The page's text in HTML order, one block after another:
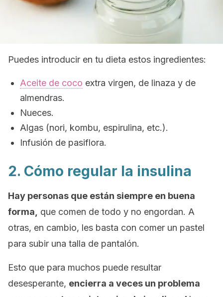
Puedes introducir en tu dieta estos ingredientes:
Aceite de coco extra virgen, de linaza y de
almendras.
Nueces.
Algas (nori, kombu, espirulina, etc.).
Infusión de pasiflora.
2. Cómo regular la insulina
Hay personas que están siempre en buena
forma,
que comen de todo y no engordan. A
otras, en cambio, les basta con comer un pastel
para subir una talla de pantalón.
Esto que para muchos puede resultar
desesperante, encierra a veces un problema